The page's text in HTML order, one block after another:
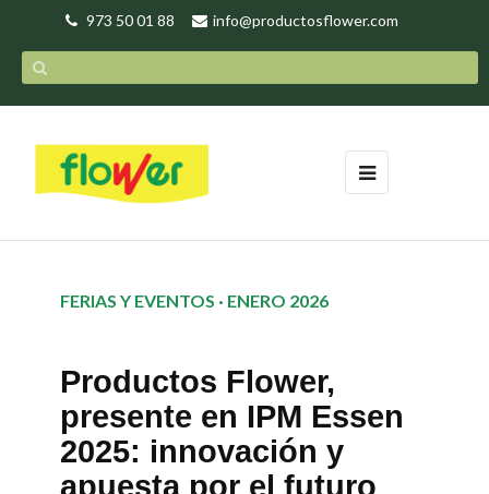
973 50 01 88 info@productosflower.com
Navegación
de
☰
FERIAS Y EVENTOS · ENERO 2026
Productos Flower,
presente en IPM Essen
2025: innovación y
apuesta por el futuro